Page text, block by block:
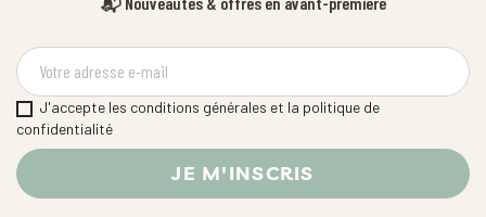
J'accepte les conditions générales et la politique de
confidentialité